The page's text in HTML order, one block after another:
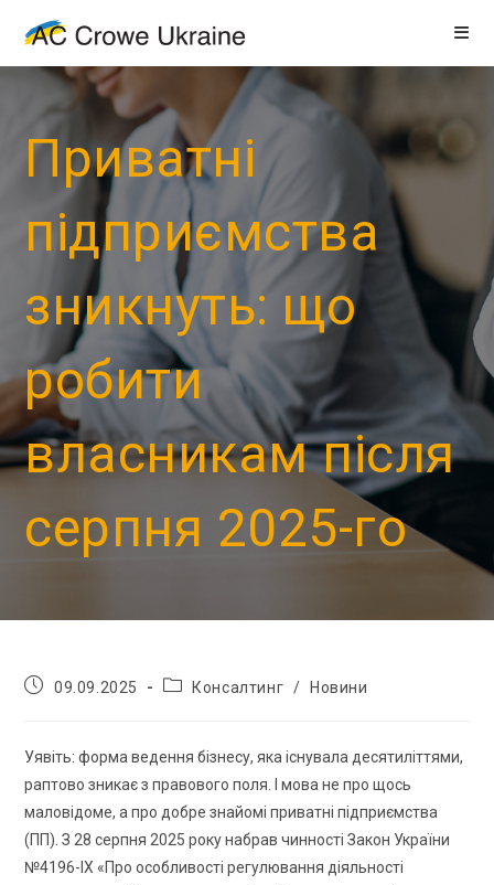
Приватні
підприємства
зникнуть: що
робити
власникам після
серпня 2025-го
09.09.2025 Консалтинг / Новини
Уявіть: форма ведення бізнесу, яка існувала десятиліттями,
раптово зникає з правового поля. І мова не про щось
маловідоме, а про добре знайомі приватні підприємства
(ПП). З 28 серпня 2025 року набрав чинності Закон України
№4196-IX «Про особливості регулювання діяльності